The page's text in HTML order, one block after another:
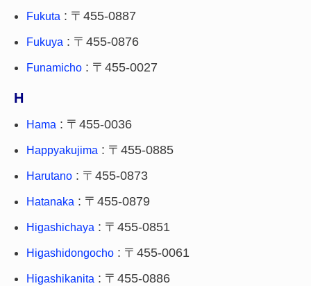
Fukuta : 〒455-0887
Fukuya : 〒455-0876
Funamicho : 〒455-0027
H
Hama : 〒455-0036
Happyakujima : 〒455-0885
Harutano : 〒455-0873
Hatanaka : 〒455-0879
Higashichaya : 〒455-0851
Higashidongocho : 〒455-0061
Higashikanita : 〒455-0886